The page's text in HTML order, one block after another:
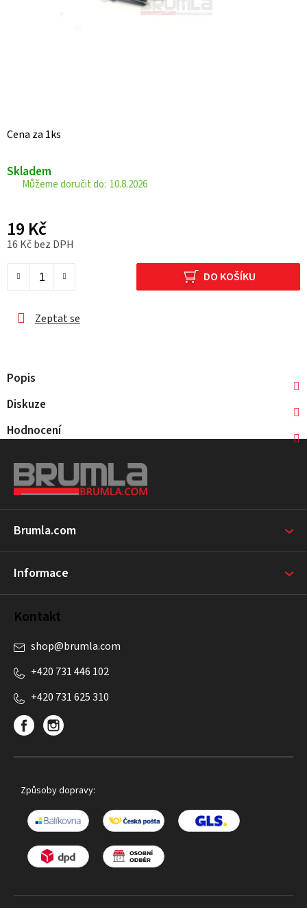
Cena za 1ks
Skladem
10.8.2026
19 Kč
16 Kč bez DPH
DO KOŠÍKU
Zeptat se
Popis
Diskuze
Hodnocení
a
í
Brumla.com
Informace
Kontakt
shop@brumla.com
+420 731 446 102
+420 731 625 310
Způsoby dopravy: